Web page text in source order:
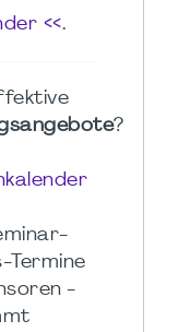
<<.
?
Termine
-